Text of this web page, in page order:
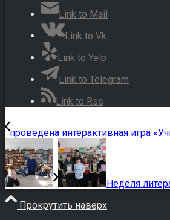
Link to Mail
Link to Vk
Link to Yelp
Link to Telegram
Link to Rss
проведена интерактивная игра
Неделя
Прокрутить наверх